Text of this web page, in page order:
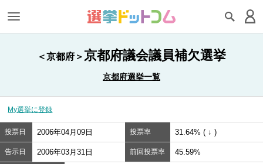
＜京都府＞京都府議会議員補欠選挙
京都府選挙一覧
My選挙に登録
投票日 2006年04月09日 投票率 31.64% ( ↓ )
告示日 2006年03月31日 前回投票率 45.59%